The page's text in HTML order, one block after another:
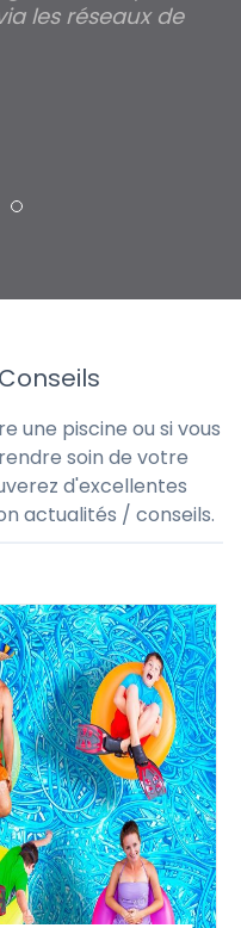
les réseaux de
une piscine ou si vous
soin de votre
d'excellentes
actualités / conseils.